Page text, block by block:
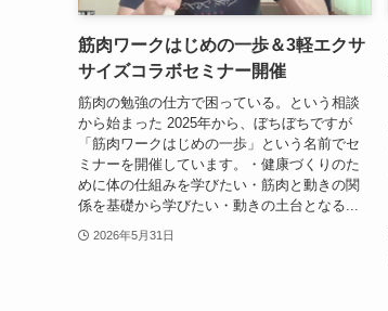
筋肉ワークはじめの一歩＆3軽エクサ
サイズコラボセミナー開催
筋肉の勉強の仕方で困っている。という相談
から始まった 2025年から、ぼちぼちですが
「筋肉ワークはじめの一歩」という名前でセ
ミナーを開催しています。・健康づくりのた
めに体の仕組みを学びたい・筋肉と動きの関
係を基礎から学びたい・動きの土台となる...
2026年5月31日